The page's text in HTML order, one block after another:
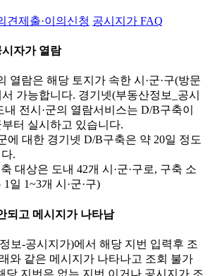
견제출·이의신청 공시지가 FAQ
시자가 열람
열람은 해당 토지가 속한 시·군·구(방문
가능합니다. 경기넷(부동산정보_공시
내 전시·군의 열람서비스는 D/B구축이
부터 실시하고 있습니다.
에 대한 경기넷 D/B구축은 약 20일 정도
.
대상은 도내 42개 시·군·구로, 구축 소
일 1~3개 시·군·구)
되고 메시지가 나타남
보-공시지가)에서 해당 지번 입력후 조
와 같은 메시지가 나타나고 조회 불가
당 지번은 없는 지번 이거나 공시지가 조